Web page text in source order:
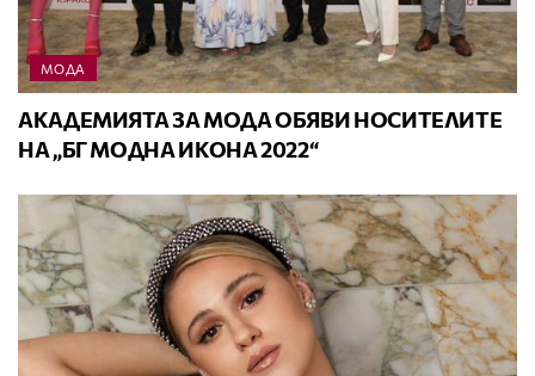
МОДА
АКАДЕМИЯTA ЗА МОДА ОБЯВИ НОСИТЕЛИТЕ
НА „БГ МОДНА ИКОНА 2022“